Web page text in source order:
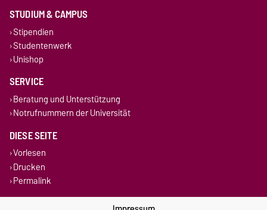
STUDIUM & CAMPUS
Stipendien
Studentenwerk
Unishop
SERVICE
Beratung und Unterstützung
Notrufnummern der Universität
DIESE SEITE
Vorlesen
Drucken
Permalink